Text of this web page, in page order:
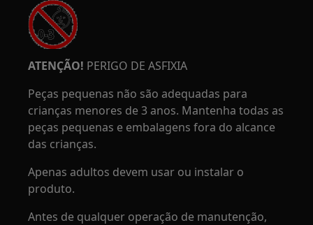
ATENÇÃO! PERIGO DE ASFIXIA
Peças pequenas não são adequadas para
crianças menores de 3 anos. Mantenha todas as
peças pequenas e embalagens fora do alcance
das crianças.
Apenas adultos devem usar ou instalar o
produto.
Antes de qualquer operação de manutenção,